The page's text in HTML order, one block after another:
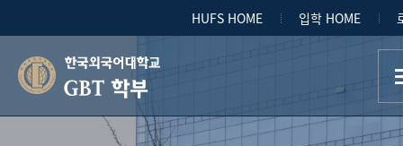
HUFS HOME 입학 HOME
GBT 학부